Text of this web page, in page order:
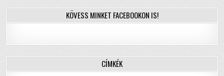
KÖVESS MINKET FACEBOOKON IS!
CÍMKÉK